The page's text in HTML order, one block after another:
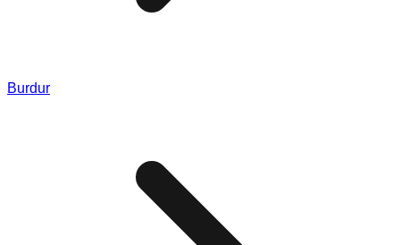
Burdur